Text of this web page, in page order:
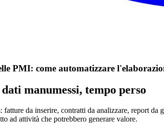
PMI: come automatizzare
manumessi, tempo perso
da inserire, contratti da analizzare, report
ad attività che potrebbero generare valore.